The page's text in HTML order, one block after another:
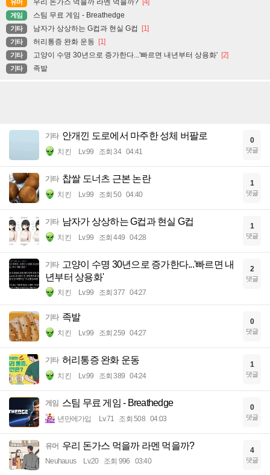
유머
게임 스팀 무료 게임 - Breathedge
기타 남자가 상상하는 G컵과 현실 G컵 [1]
기타 허리통증 완화 운동 [1]
기타 고양이 수명 30년으로 증가한다...'빠르면 내년부터 상용화' [2]
기타 족발
기타 안개낀 도로에서 마주한 성체 버팔로
치킨 Lv.99 조회 34 04:41
0
댓글
기타 찹쌀 도너츠 근본 논란
치킨 Lv.99 조회 50 04:40
1
댓글
기타 남자가 상상하는 G컵과 현실 G컵
치킨 Lv.99 조회 449 04:28
1
댓글
기타 고양이 수명 30년으로 증가한다...'빠르면 내
년부터 상용화'
치킨 Lv.99 조회 377 04:27
2
댓글
기타 족발
치킨 Lv.99 조회 259 04:27
0
댓글
기타 허리통증 완화 운동
치킨 Lv.99 조회 389 04:24
1
댓글
게임 스팀 무료 게임 - Breathedge
년만에가입 Lv.71 조회 508 04:03
0
댓글
유머 우리 돈가스 먹을까 라멘 먹을까?
Neuhauus Lv.20 조회 996 03:40
4
댓글